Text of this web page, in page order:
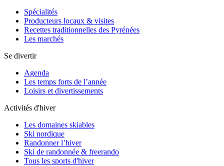
Spécialités
Producteurs locaux & visites
Recettes traditionnelles des Pyrénées
Les marchés
Se divertir
Agenda
Les temps forts de l’année
Loisirs et divertissements
Activités d'hiver
Les domaines skiables
Ski nordique
Randonner l’hiver
Ski de randonnée & freerando
Tous les sports d'hiver